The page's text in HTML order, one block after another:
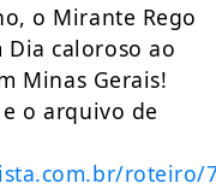
o Mirante Rego
Dia caloroso ao
Minas Gerais!
o arquivo de
roteiro/